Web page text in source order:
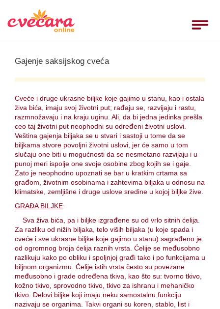
Venčanja
Rođenja
___
Uputstvo
Uslovi
O nama
Kontakt
Gajenje saksijskog cveća
Cveće i druge ukrasne biljke koje gajimo u stanu, kao i ostala
živa bića, imaju svoj životni put; rađaju se, razvijaju i rastu,
razmnožavaju i na kraju uginu. Ali, da bi jedna jedinka prešla
ceo taj životni put neophodni su određeni životni uslovi.
Veština gajenja biljaka se u stvari i sastoji u tome da se
biljkama stvore povoljni životni uslovi, jer će samo u tom
slučaju one biti u mogućnosti da se nesmetano razvijaju i u
punoj meri ispolje one svoje osobine zbog kojih se i gaje.
Zato je neophodno upoznati se bar u kratkim crtama sa
građom, životnim osobinama i zahtevima biljaka u odnosu na
klimatske, zemljišne i druge uslove sredine u kojoj biljke žive.
GRAĐA BILJKE:
Sva živa bića, pa i biljke izgrađene su od vrlo sitnih ćelija.
Za razliku od nižih biljaka, telo viših biljaka (u koje spada i
cveće i sve ukrasne biljke koje gajimo u stanu) sagrađeno je
od ogromnog broja ćelija raznih vrsta. Ćelije se međusobno
razlikuju kako po obliku i spoljnjoj građi tako i po funkcijama u
biljnom organizmu. Ćelije istih vrsta često su povezane
međusobno i grade određena tkiva, kao što su: tvorno tkivo,
kožno tkivo, sprovodno tkivo, tkivo za ishranu i mehaničko
tkivo. Delovi biljke koji imaju neku samostalnu funkciju
nazivaju se organima. Takvi organi su koren, stablo, list i